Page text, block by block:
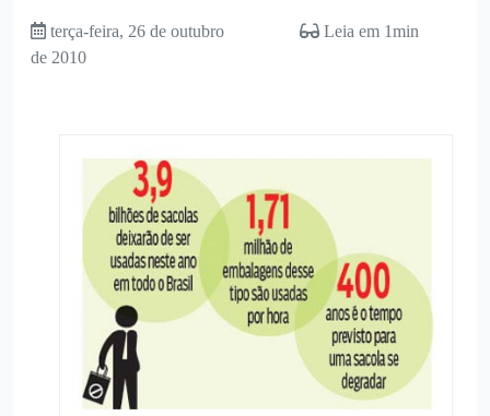
terça-feira, 26 de outubro
de 2010
Leia em 1min